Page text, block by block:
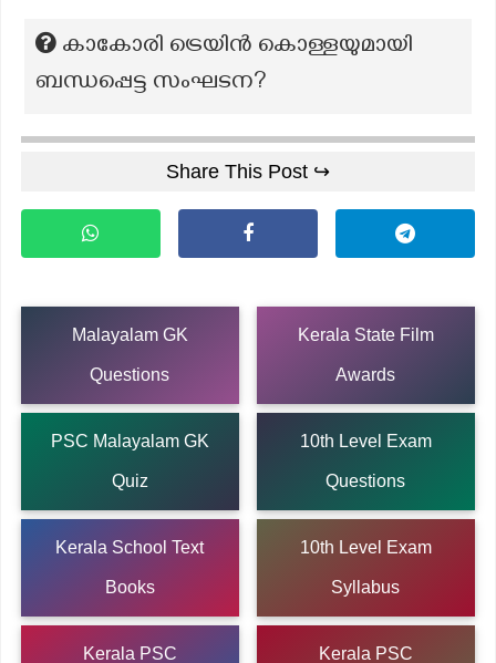
കാകോരി ട്രെയിൻ കൊള്ളയുമായി
ബന്ധപ്പെട്ട സംഘടന?
Share This Post ↪
Malayalam GK
Questions
Kerala State Film
Awards
PSC Malayalam GK
Quiz
10th Level Exam
Questions
Kerala School Text
Books
10th Level Exam
Syllabus
Kerala PSC Kerala PSC